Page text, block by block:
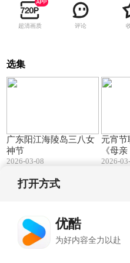
超清画质 评论
选集
广东阳江海陵岛三八女
神节
2026-03-08
元宵节
《母
2026-
打开方式
优酷
为好内容全力以赴